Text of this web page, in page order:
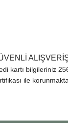
kartı bilgileriniz
ile